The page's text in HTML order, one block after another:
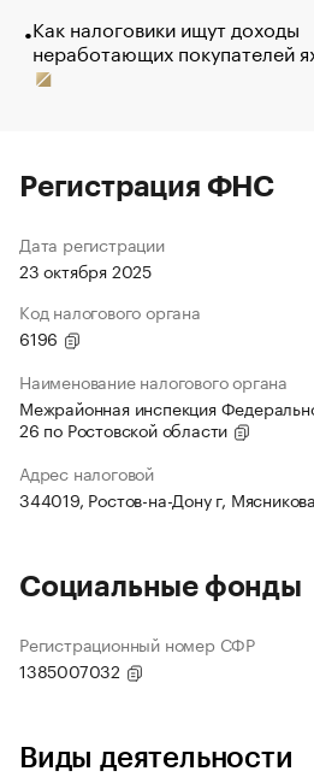
Как налоговики ищут доходы
неработающих покупателей
Регистрация ФНС
Дата регистрации
23 октября 2025
Код налогового органа
6196
Наименование налогового органа
Межрайонная инспекция
26 по Ростовской области
Адрес налоговой
344019, Ростов-на-Дону г,
Социальные фонды
Регистрационный номер СФР
1385007032
Виды деятельности